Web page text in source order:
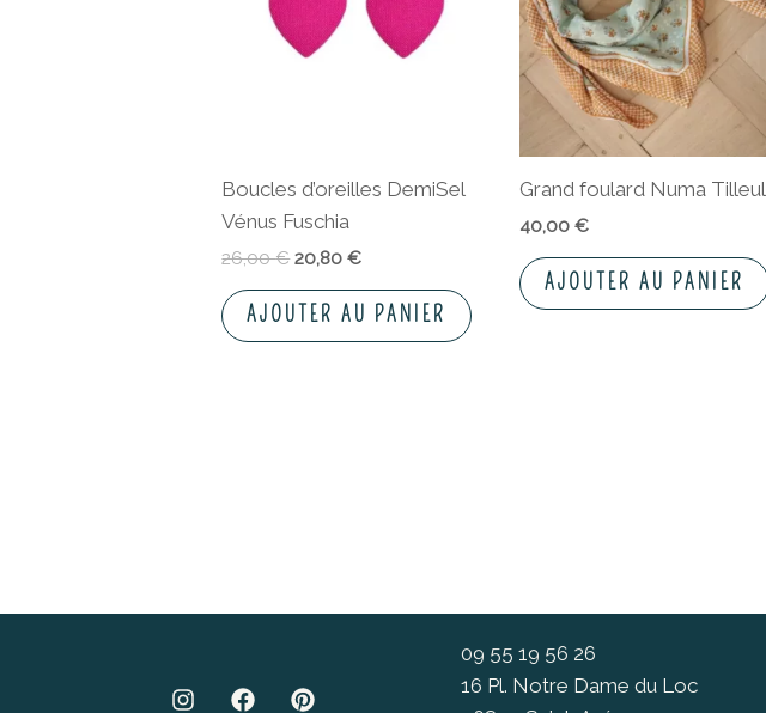
Boucles d’oreilles DemiSel
Vénus Fuschia
26,00€ 20,80€
AJOUTER AU PANIER
Grand foulard Numa Tilleul
40,00 €
AJOUTER AU PANIER
09 55 19 56 26
16 Pl. Notre Dame du Loc